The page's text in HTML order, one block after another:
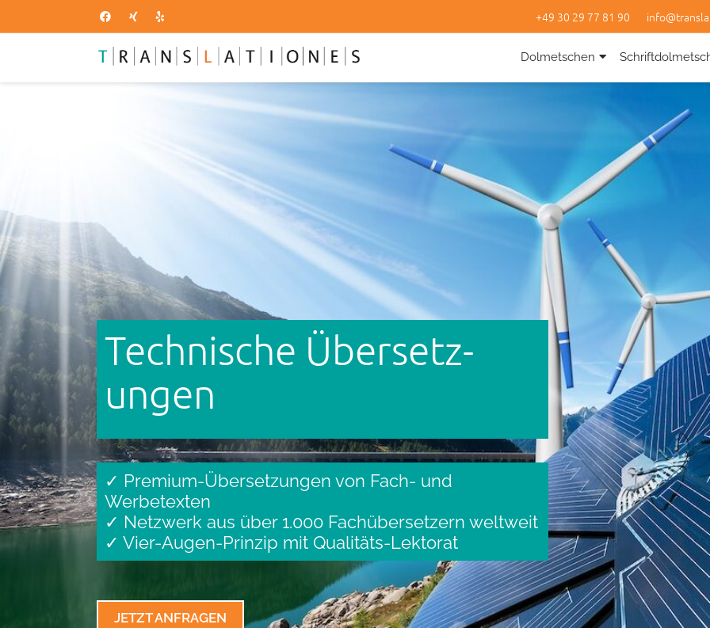
+49 30 29 77 81 90
Dolmetschen
Technische Übersetz­
ungen
✓ Premium-Übersetzungen von Fach- und
Werbetexten
✓ Netzwerk aus über 1.000 Fach­übersetzern weltweit
✓ Vier-Augen-Prinzip mit Qualitäts-Lektorat
JETZT ANFRAGEN